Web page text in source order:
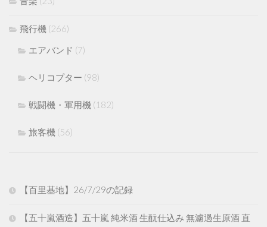
飛行機 (266)
エアバンド (7)
ヘリコプター (98)
戦闘機・軍用機 (182)
旅客機 (56)
【百里基地】26/7/29の記録
【五十嵐酒造】五十嵐 純米酒 生酛仕込み 無濾過生原酒 直